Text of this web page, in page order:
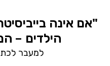
"אם אינה
הילדים –
למעבר